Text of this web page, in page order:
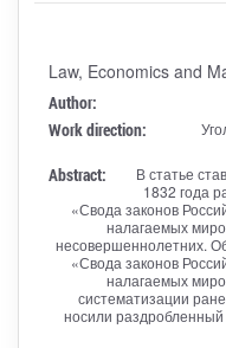
Law, Economics and
Author:
Work direction:
Abstract:
В статье
1832 года
«Свода законов
налагаемых
несовершеннолетних.
«Свода законов
налагаемых
систематизации
носили раздробленный